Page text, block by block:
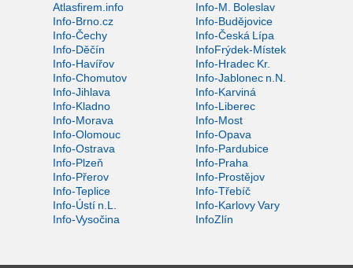
Atlasfirem.info
Info-M. Boleslav
Info-Brno.cz
Info-Budějovice
Info-Čechy
Info-Česká Lípa
Info-Děčín
InfoFrýdek-Místek
Info-Havířov
Info-Hradec Kr.
Info-Chomutov
Info-Jablonec n.N.
Info-Jihlava
Info-Karviná
Info-Kladno
Info-Liberec
Info-Morava
Info-Most
Info-Olomouc
Info-Opava
Info-Ostrava
Info-Pardubice
Info-Plzeň
Info-Praha
Info-Přerov
Info-Prostějov
Info-Teplice
Info-Třebíč
Info-Ústí n.L.
Info-Karlovy Vary
Info-Vysočina
InfoZlín